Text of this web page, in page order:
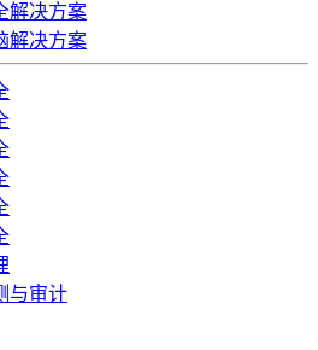
解决方案
解决方案
与审计